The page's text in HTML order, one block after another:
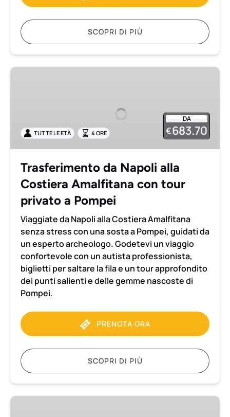
SCOPRI DI PIÙ
Trasferimento
Amalfitana
con
privato
Pompei
DA
€683.70
TUTTE LE ETÀ 4 ORE
Trasferimento da Napoli alla
Costiera Amalfitana con tour
privato a Pompei
Viaggiate da Napoli alla Costiera Amalfitana
senza stress con una sosta a Pompei, guidati da
un esperto archeologo. Godetevi un viaggio
confortevole con un autista professionista,
biglietti per saltare la fila e un tour approfondito
dei punti salienti e delle gemme nascoste di
Pompei.
PRENOTA ORA
SCOPRI DI PIÙ
Trasferimento